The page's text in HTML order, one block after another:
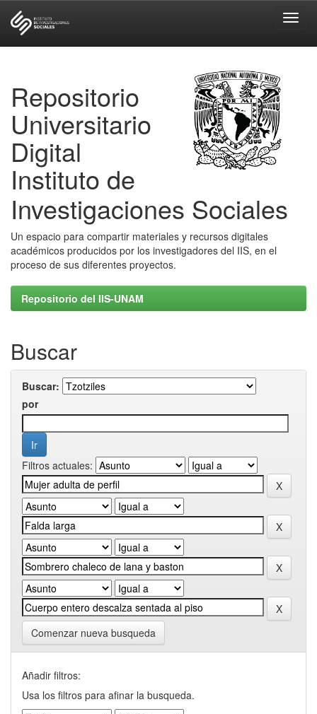
Repositorio
Universitario
Digital
Instituto de
Investigaciones Sociales
Un espacio para compartir materiales y recursos digitales
académicos producidos por los investigadores del IIS, en el
proceso de sus diferentes proyectos.
Repositorio del IIS-UNAM
Buscar
Buscar:
por
Filtros actuales:
Comenzar nueva busqueda
Añadir filtros:
Usa los filtros para afinar la busqueda.